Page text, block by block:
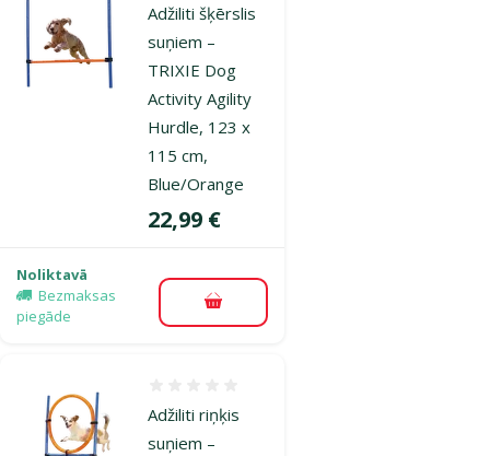
Adžiliti šķērslis
suņiem –
TRIXIE Dog
Activity Agility
Hurdle, 123 x
115 cm,
Blue/Orange
Cena
22,99 €
Noliktavā
Bezmaksas
piegāde
Pievienot grozam
Adžiliti riņķis
suņiem –